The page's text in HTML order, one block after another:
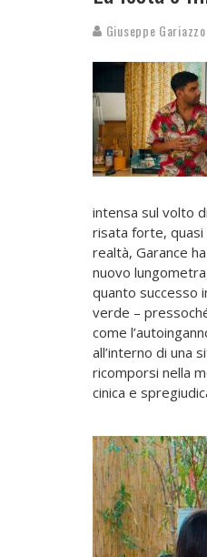
Giuseppe Gariazzo
intensa sul volto
risata forte, quasi
realtà, Garance
nuovo
quanto successo
verde –
come
all’interno di una
ricomporsi nella
cinica e